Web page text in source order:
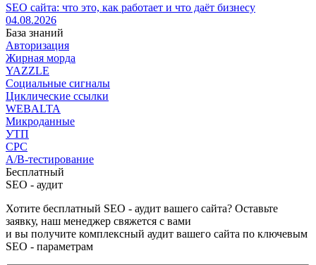
SEO сайта: что это, как работает и что даёт бизнесу
04.08.2026
База знаний
Авторизация
Жирная морда
YAZZLE
Социальные сигналы
Циклические ссылки
WEBALTA
Микроданные
УТП
CPC
A/B-тестирование
Бесплатный
SEO - аудит
Хотите бесплатный SEO - аудит вашего сайта? Оставьте
заявку, наш менеджер свяжется с вами
и вы получите комплексный аудит вашего сайта по ключевым
SEO - параметрам